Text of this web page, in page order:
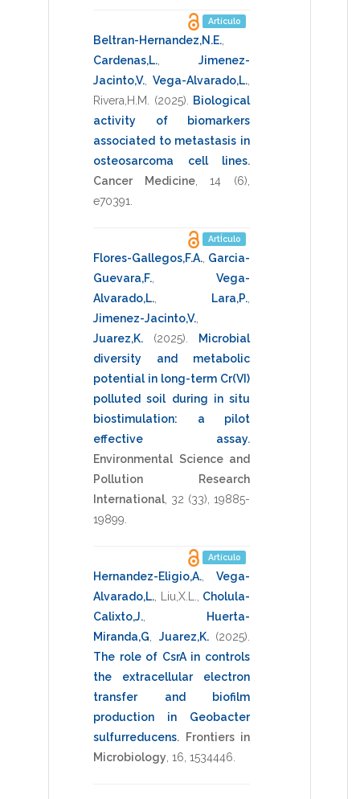
Artículo
Beltran-Hernandez,N.E.,
Cardenas,L., Jimenez-
Jacinto,V., Vega-Alvarado,L.,
Rivera,H.M. (2025). Biological
activity of biomarkers
associated to metastasis in
osteosarcoma cell lines.
Cancer Medicine,14 (6),
e70391.
ArtÍculo
Flores-Gallegos,F.A., Garcia-
Guevara,F., Vega-
Alvarado,L., Lara,P.,
Jimenez-Jacinto,V.,
Juarez,K.
(2025).
Microbial
diversity and metabolic
potential in long-term Cr(VI)
polluted soil during in situ
biostimulation: a pilot
effective assay.
Environmental Science and
Pollution Research
International, 32 (33), 19885-
19899.
Artículo
Hernandez-Eligio,A., Vega-
Alvarado,L., Liu,X.L., Cholula-
Calixto,J.,
Huerta-
Miranda,G, Juarez,K. (2025).
The role of CsrA in controls
the extracellular electron
transfer and biofilm
production in Geobacter
sulfurreducens.
Frontiers in
Microbiology, 16, 1534446.